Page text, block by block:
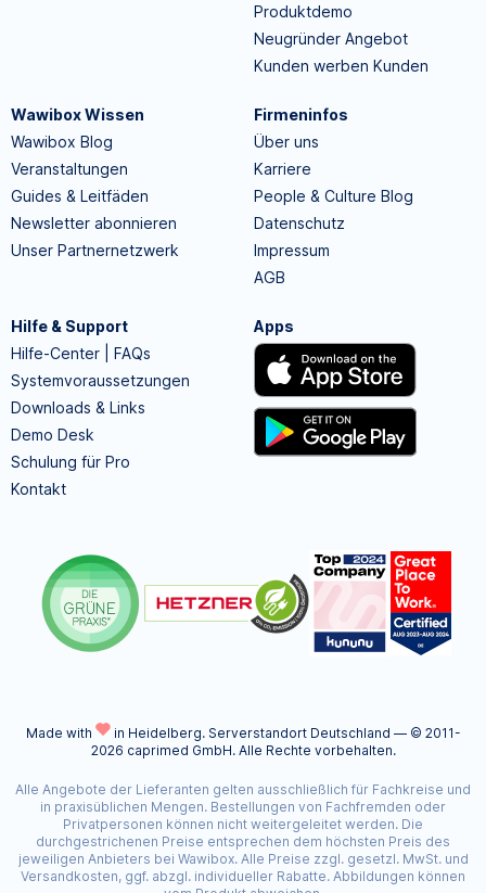
Produktdemo
Neugründer Angebot
Kunden werben Kunden
Wawibox Wissen
Wawibox Blog
Veranstaltungen
Guides & Leitfäden
Newsletter abonnieren
Unser Partnernetzwerk
Firmeninfos
Über uns
Karriere
People & Culture Blog
Datenschutz
Impressum
AGB
Hilfe & Support
Hilfe-Center | FAQs
Systemvoraussetzungen
Downloads & Links
Demo Desk
Schulung für Pro
Kontakt
Apps
Made with in Heidelberg. Serverstandort Deutschland — © 2011-
2026 caprimed GmbH. Alle Rechte vorbehalten.
Alle Angebote der Lieferanten gelten ausschließlich für Fachkreise und
in praxisüblichen Mengen. Bestellungen von Fachfremden oder
Privatpersonen können nicht weitergeleitet werden. Die
durchgestrichenen Preise entsprechen dem höchsten Preis des
jeweiligen Anbieters bei Wawibox. Alle Preise zzgl. gesetzl. MwSt. und
Versandkosten, ggf. abzgl. individueller Rabatte. Abbildungen können